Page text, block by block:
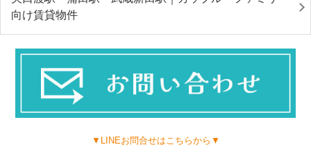
向け賃貸物件
▼LINEお問合せはこちらから▼